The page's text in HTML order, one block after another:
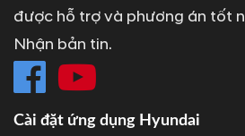
được hỗ trợ và phương án tốt
Nhận bản tin.
Cài đặt ứng dụng Hyundai